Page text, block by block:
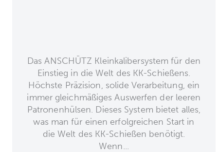
Das ANSCHÜTZ Kleinkalibersystem für den
Einstieg in die Welt des KK-Schießens.
Höchste Präzision, solide Verarbeitung, ein
immer gleichmäßiges Auswerfen der leeren
Patronenhülsen. Dieses System bietet alles,
was man für einen erfolgreichen Start in
die Welt des KK-Schießen benötigt.
Wenn...